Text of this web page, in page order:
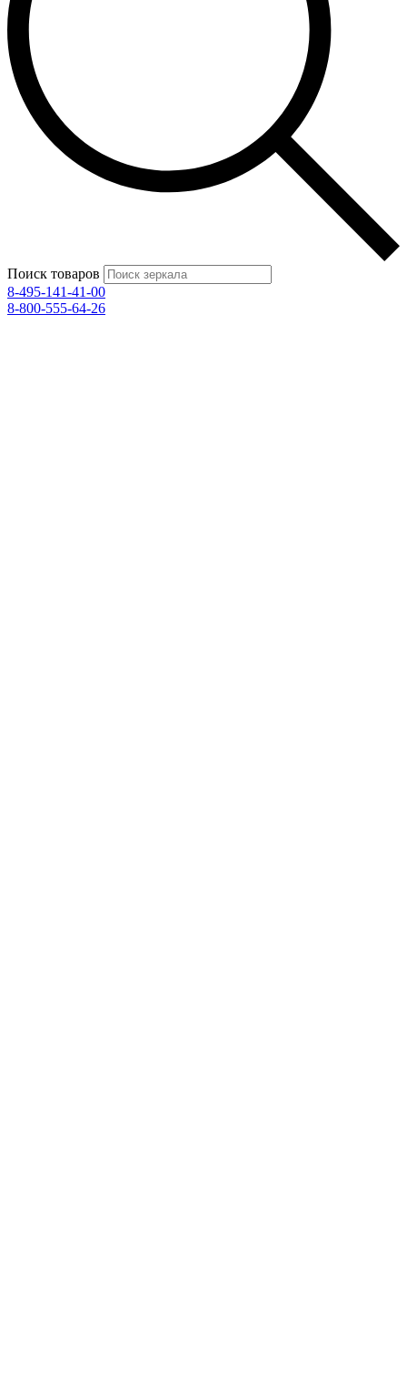
Поиск товаров
8-495-141-41-00
8-800-555-64-26